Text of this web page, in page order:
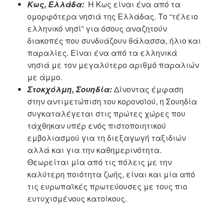
Κως, Ελλάδα: Η Κως είναι ένα από τα
ομορφότερα νησιά της Ελλάδας. Το “τέλειο
ελληνικό νησί” για όσους αναζητούν
διακοπές που συνδυάζουν θάλασσα, ήλιο και
παραλίες. Είναι ένα από τα ελληνικά
νησιά με τον μεγαλύτερο αριθμό παραλιών
με άμμο.
Στοκχόλμη, Σουηδία:Δίνοντας έμφαση
στην αντιμετώπιση του κορονοϊού, η Σουηδία
συγκαταλέγεται στις πρώτες χώρες που
τάχθηκαν υπέρ ενός πιστοποιητικού
εμβολιασμού για τη διεξαγωγή ταξιδιών
αλλά και για την καθημερινότητα.
Θεωρείται μία από τις πόλεις με την
καλύτερη ποιότητα ζωής, είναι και μία από
τις ευρωπαϊκές πρωτεύουσες με τους πιο
ευτυχισμένους κατοίκους.